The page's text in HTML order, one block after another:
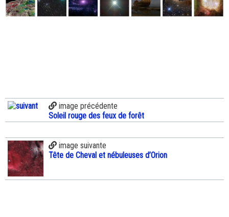
image précédente
Soleil rouge des feux de forêt
image suivante
Tête de Cheval et nébuleuses d’Orion